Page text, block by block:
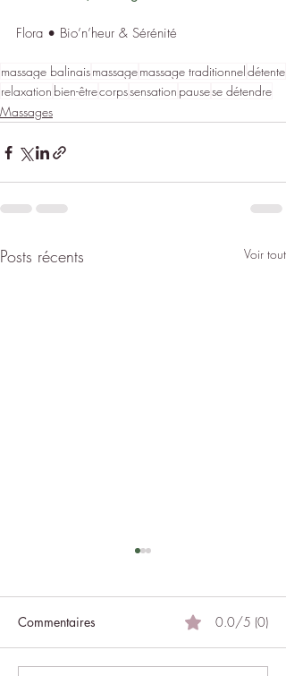
Flora • Bio’n’heur & Sérénité
massage balinaismassagemassage traditionnel détente
relaxation bien-êtrecorpssensation pausese détendre
Massages
Posts récents Voir tout
Commentaires 0.0/5 (0)